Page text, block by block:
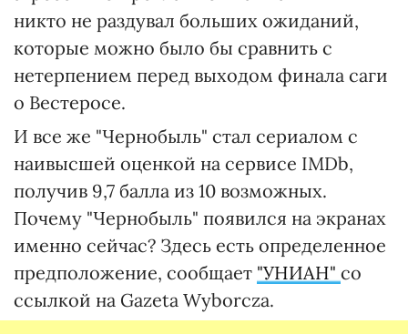
никто не раздувал больших ожиданий,
которые можно было бы сравнить с
нетерпением перед выходом финала саги
о Вестеросе.
И все же "Чернобыль" стал сериалом с
наивысшей оценкой на сервисе IMDb,
получив 9,7 балла из 10 возможных.
Почему "Чернобыль" появился на экранах
именно сейчас? Здесь есть определенное
предположение, сообщает "УНИАН" со
ссылкой на Gazeta Wyborcza.